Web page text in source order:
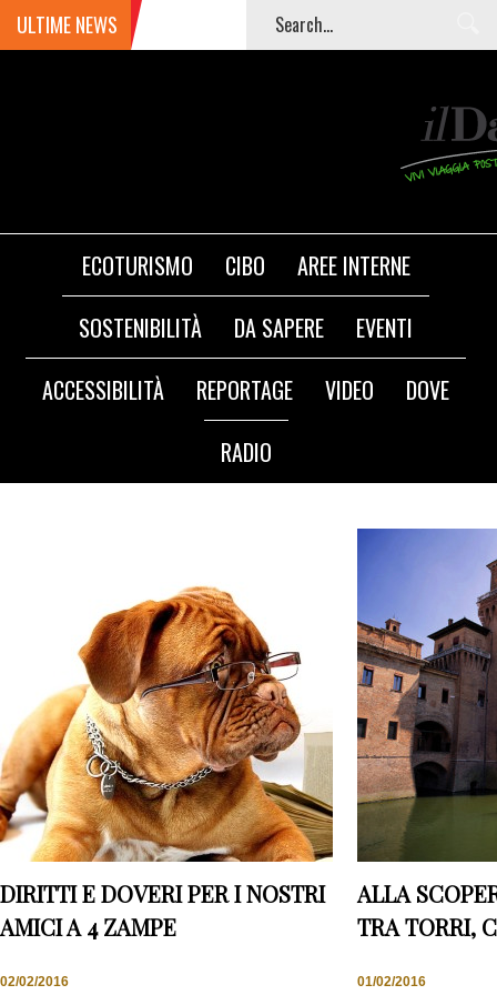
ULTIME NEWS
ECOTURISMO CIBO
AREE INTERNE
SOSTENIBILITÀ
DA SAPERE
EVENTI
ACCESSIBILITÀ
REPORTAGE VIDEO
DOVE
RADIO
DIRITTI E DOVERI PER I NOSTRI
AMICI A 4 ZAMPE
02/02/2016
ALLA
TRA TORRI,
01/02/2016